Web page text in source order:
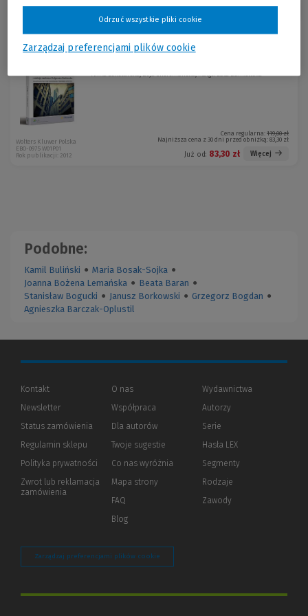
Sortuj:
Anna Beneturska, Zoja Choromańska, Małgorzata Dankowska
Cena regularna: 119,00 zł
Najniższa cena z 30 dni przed obniżką: 83,30 zł
Już od: 83,30 zł Więcej
Wolters Kluwer Polska
EBO-0975 W01P01
Rok publikacji: 2012
Podobne:
Kamil Buliński ● Maria Bosak-Sojka ●
Joanna Bożena Lemańska ● Beata Baran ●
Stanisław Bogucki ● Janusz Borkowski ● Grzegorz Bogdan ●
Agnieszka Barczak-Oplustil
Kontakt
Newsletter
Status zamówienia
Regulamin sklepu
Polityka prywatności (Nowe
(Link
innej
Zwrot lub reklamacja
zamówienia
O nas
Współpraca
Dla autorów(Nowe
(Link
innej
strony)
Twoje sugestie
Co nas wyróżnia
Mapa strony
FAQ
Blog
Wydawnictwa
Autorzy
Serie
Hasła LEX
Segmenty
Rodzaje
Zawody
Zarządzaj preferencjami plików cookie
Zarządzaj preferencjami plików cookie
Odrzuć wszystkie pliki cookie